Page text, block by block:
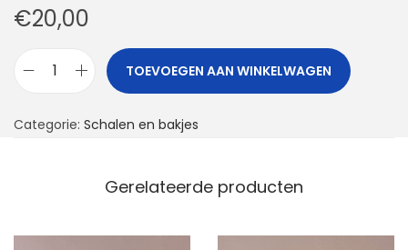
€20,00
h
a
TOEVOEGEN AAN WINKELWAGEN
Categorie: Schalen en bakjes
Gerelateerde producten